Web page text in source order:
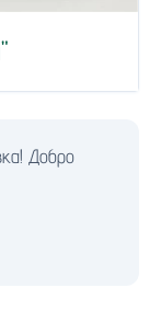
Добро